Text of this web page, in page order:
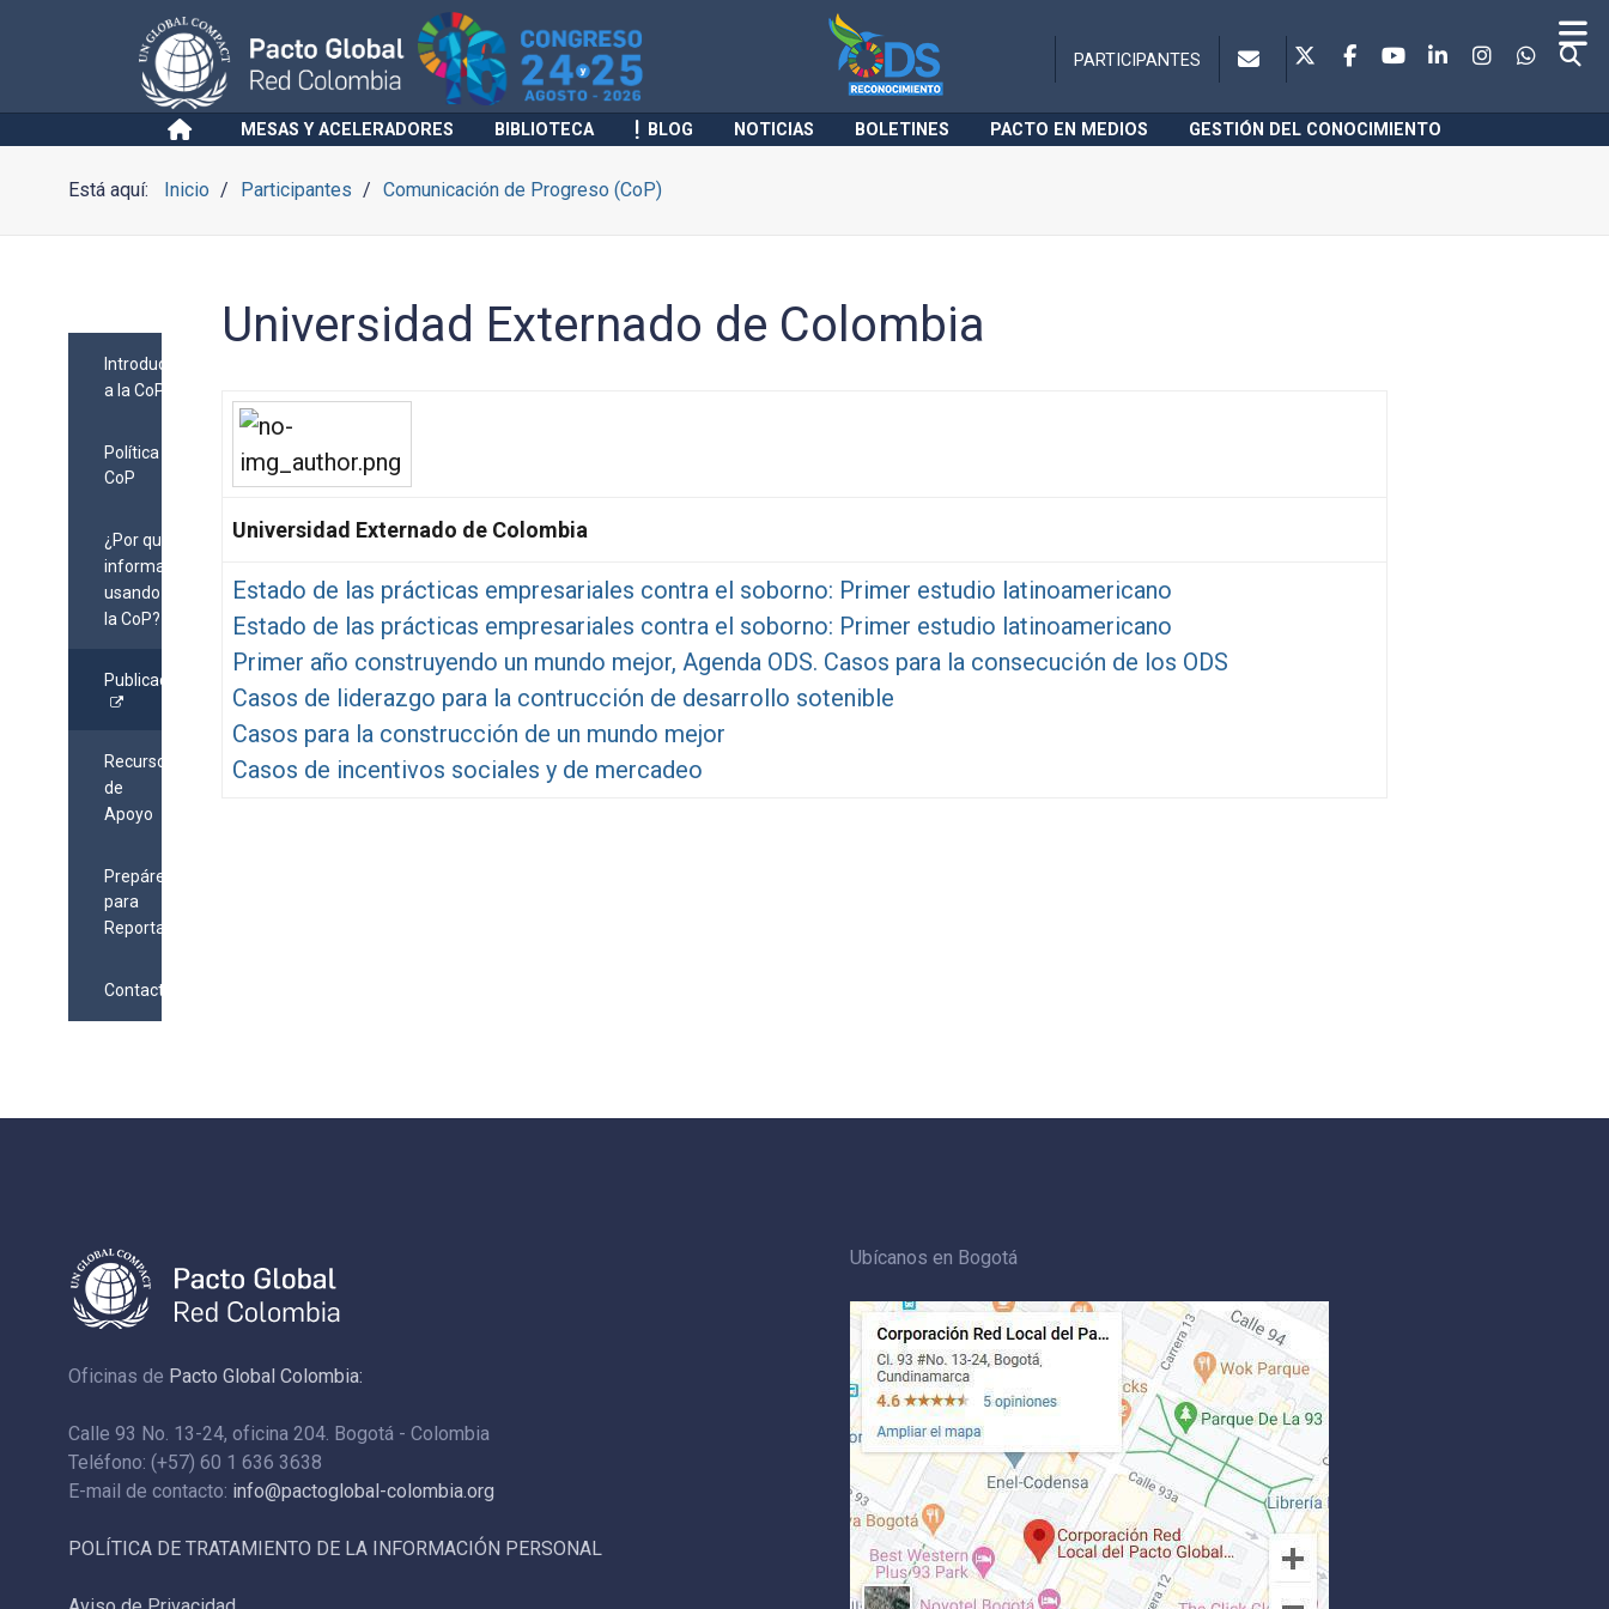
PARTICIPANTES
MESAS Y ACELERADORES BIBLIOTECA BLOG NOTICIAS BOLETINES PACTO EN MEDIOS GESTIÓN DEL CONOCIMIENTO
Está aquí: Inicio Participantes Comunicación de Progreso (CoP)
Introducción
a la CoP
Política
CoP
¿Por qué
informar
usando
la CoP?
Publicaciones
Recursos
de
Apoyo
Prepárese
para
Reportar
Contacto
Universidad Externado de Colombia
Universidad Externado de Colombia
Estado de las prácticas empresariales contra el soborno: Primer estudio latinoamericano
Estado de las prácticas empresariales contra el soborno: Primer estudio latinoamericano
Primer año construyendo un mundo mejor, Agenda ODS. Casos para la consecución de los ODS
Casos de liderazgo para la contrucción de desarrollo sotenible
Casos para la construcción de un mundo mejor
Casos de incentivos sociales y de mercadeo
Oficinas de Pacto Global Colombia:
Calle 93 No. 13-24, oficina 204. Bogotá - Colombia
Teléfono: (+57) 60 1 636 3638
E-mail de contacto: info@pactoglobal-colombia.org
POLÍTICA DE TRATAMIENTO DE LA INFORMACIÓN PERSONAL
Ubícanos en Bogotá